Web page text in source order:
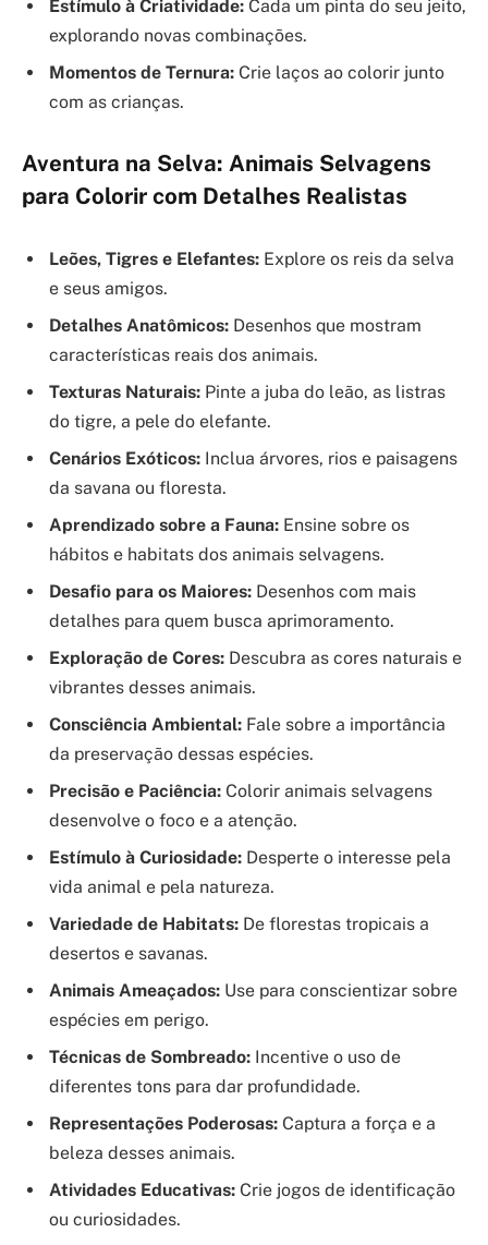
Estímulo à Criatividade: Cada um pinta do seu jeito,
explorando novas combinações.
Momentos de Ternura: Crie laços ao colorir junto
com as crianças.
Aventura na Selva: Animais Selvagens
para Colorir com Detalhes Realistas
Leões, Tigres e Elefantes: Explore os reis da selva
e seus amigos.
Detalhes Anatômicos: Desenhos que mostram
características reais dos animais.
Texturas Naturais: Pinte a juba do leão, as listras
do tigre, a pele do elefante.
Cenários Exóticos: Inclua árvores, rios e paisagens
da savana ou floresta.
Aprendizado sobre a Fauna: Ensine sobre os
hábitos e habitats dos animais selvagens.
Desafio para os Maiores: Desenhos com mais
detalhes para quem busca aprimoramento.
Exploração de Cores: Descubra as cores naturais e
vibrantes desses animais.
Consciência Ambiental: Fale sobre a importância
da preservação dessas espécies.
Precisão e Paciência: Colorir animais selvagens
desenvolve o foco e a atenção.
Estímulo à Curiosidade: Desperte o interesse pela
vida animal e pela natureza.
Variedade de Habitats: De florestas tropicais a
desertos e savanas.
Animais Ameaçados: Use para conscientizar sobre
espécies em perigo.
Técnicas de Sombreado: Incentive o uso de
diferentes tons para dar profundidade.
Representações Poderosas: Captura a força e a
beleza desses animais.
Atividades Educativas: Crie jogos de identificação
ou curiosidades.